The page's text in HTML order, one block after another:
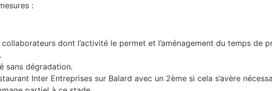
:
collaborateurs dont l’activité le permet et l’aménagement du temps de
sans dégradation.
Inter Entreprises sur Balard avec un 2ème si cela s’avère